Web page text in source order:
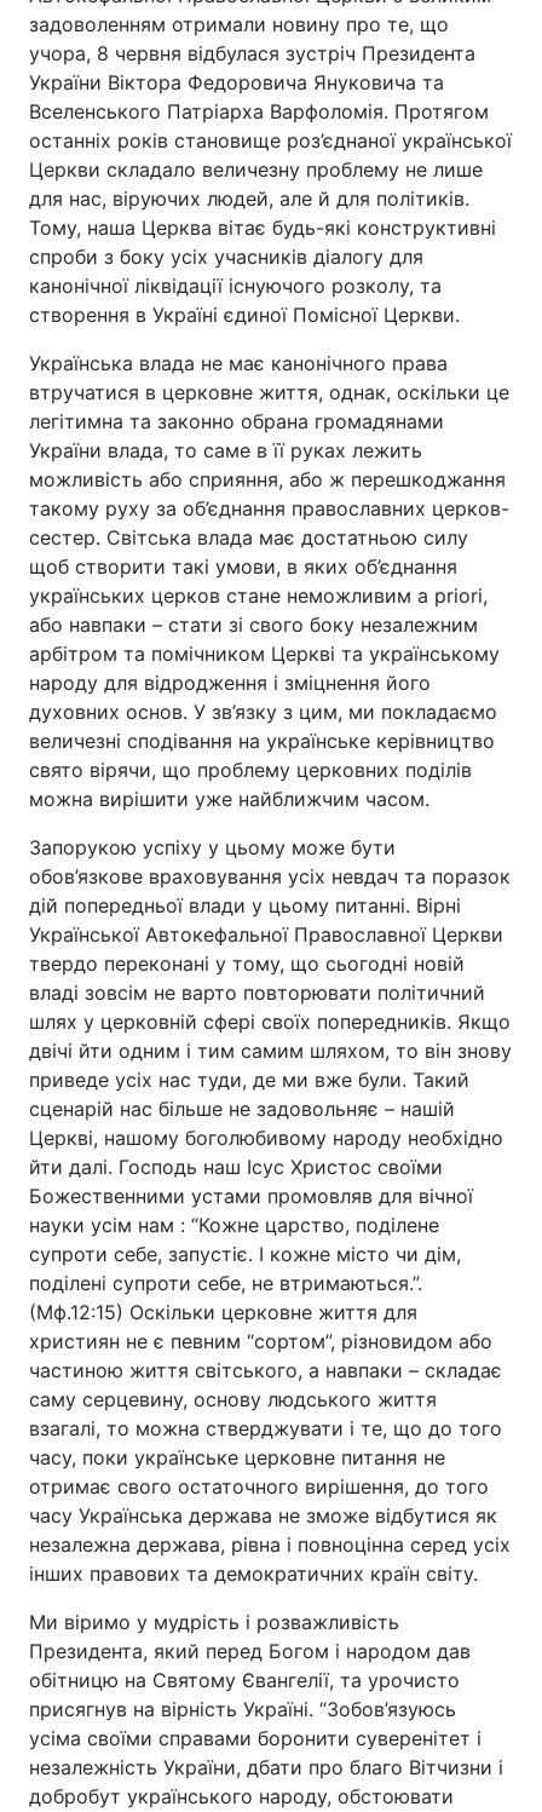
Лонгріди
Відео з Youtube Статті
Інтерв'ю Думки
Архів Вакансії
Контакти
Послуги
Тема оформлення
задоволенням отримали новину про те, що
учора, 8 червня відбулася зустріч Президента
України Віктора Федоровича Януковича та
Вселенського Патріарха Варфоломія. Протягом
останніх років становище роз’єднаної української
Церкви складало величезну проблему не лише
для нас, віруючих людей, але й для політиків.
Тому, наша Церква вітає будь-які конструктивні
спроби з боку усіх учасників діалогу для
канонічної ліквідації існуючого розколу, та
створення в Україні єдиної Помісної Церкви.
Українська влада не має канонічного права
втручатися в церковне життя, однак, оскільки це
легітимна та законно обрана громадянами
України влада, то саме в її руках лежить
можливість або сприяння, або ж перешкоджання
такому руху за об’єднання православних церков-
сестер. Світська влада має достатньою силу
щоб створити такі умови, в яких об’єднання
українських церков стане неможливим a priori,
або навпаки – стати зі свого боку незалежним
арбітром та помічником Церкві та українському
народу для відродження і зміцнення його
духовних основ. У зв’язку з цим, ми покладаємо
величезні сподівання на українське керівництво
свято вірячи, що проблему церковних поділів
можна вирішити уже найближчим часом.
Запорукою успіху у цьому може бути
обов’язкове враховування усіх невдач та поразок
дій попередньої влади у цьому питанні. Вірні
Української Автокефальної Православної Церкви
твердо переконані у тому, що сьогодні новій
владі зовсім не варто повторювати політичний
шлях у церковній сфері своїх попередників. Якщо
двічі йти одним і тим самим шляхом, то він знову
приведе усіх нас туди, де ми вже були. Такий
сценарій нас більше не задовольняє – нашій
Церкві, нашому боголюбивому народу необхідно
йти далі. Господь наш Ісус Христос своїми
Божественними устами промовляв для вічної
науки усім нам : “Кожне царство, поділене
супроти себе, запустіє. І кожне місто чи дім,
поділені супроти себе, не втримаються.”.
(Мф.12:15) Оскільки церковне життя для
християн не є певним “сортом”, різновидом або
частиною життя світського, а навпаки – складає
саму серцевину, основу людського життя
взагалі, то можна стверджувати і те, що до того
часу, поки українське церковне питання не
отримає свого остаточного вирішення, до того
часу Українська держава не зможе відбутися як
незалежна держава, рівна і повноцінна серед усіх
інших правових та демократичних країн світу.
Ми віримо у мудрість і розважливість
Президента, який перед Богом і народом дав
обітницю на Святому Євангелії, та урочисто
присягнув на вірність Україні. “Зобов’язуюсь
усіма своїми справами боронити суверенітет і
незалежність України, дбати про благо Вітчизни і
добробут українського народу, обстоювати